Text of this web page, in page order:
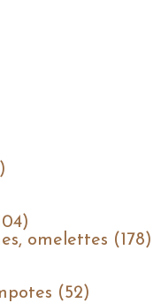
omelettes (178)
(52)